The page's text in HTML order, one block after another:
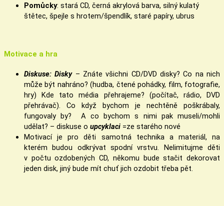
Pomůcky: stará CD, černá akrylová barva, silný kulatý
štětec, špejle s hrotem/špendlík, staré papíry, ubrus
Motivace a hra
Diskuse: Disky– Znáte všichni CD/DVD disky? Co na nich
může být nahráno? (hudba, čtené pohádky, film, fotografie,
hry) Kde tato média přehrajeme? (počítač, rádio, DVD
přehrávač). Co když bychom je nechtěně poškrábaly,
fungovaly by? A co bychom s nimi pak museli/mohli
udělat? – diskuse o upcyklaci =ze starého nové
Motivací je pro děti samotná technika a materiál, na
kterém budou odkrývat spodní vrstvu. Nelimitujme děti
v počtu ozdobených CD, někomu bude stačit dekorovat
jeden disk, jiný bude mít chuť jich ozdobit třeba pět.